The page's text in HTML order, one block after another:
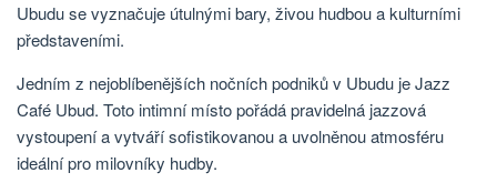
Ubudu se vyznačuje útulnými bary, živou hudbou a kulturními
představeními.
Jedním z nejoblíbenějších nočních podniků v Ubudu je Jazz
Café Ubud. Toto intimní místo pořádá pravidelná jazzová
vystoupení a vytváří sofistikovanou a uvolněnou atmosféru
ideální pro milovníky hudby.